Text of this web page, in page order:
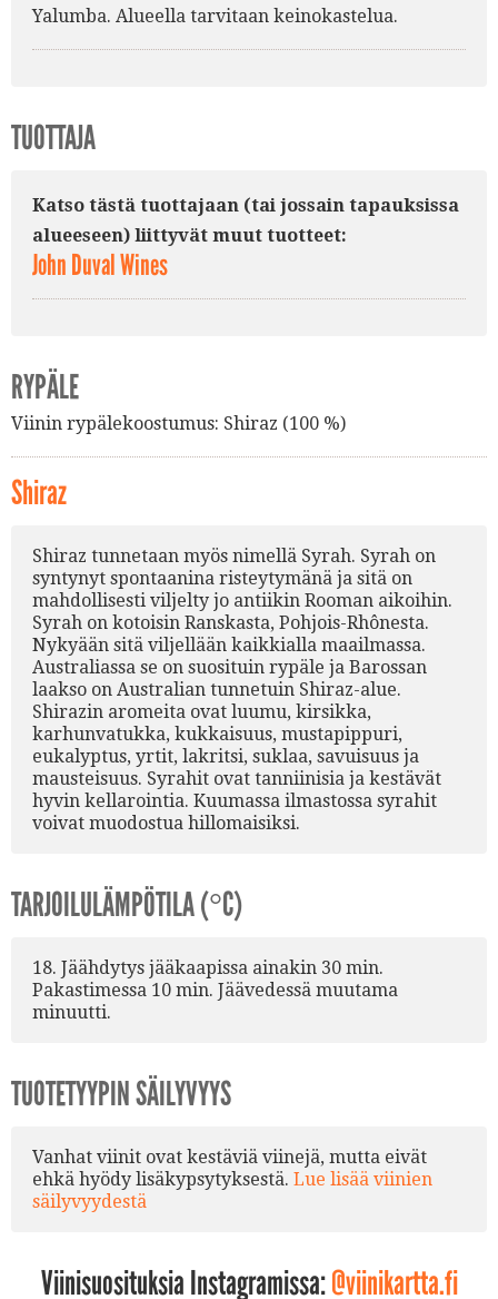
Yalumba. Alueella tarvitaan keinokastelua.
TUOTTAJA
Katso tästä tuottajaan (tai jossain tapauksissa
alueeseen) liittyvät muut tuotteet:
John Duval Wines
RYPÄLE
Viinin rypälekoostumus: Shiraz (100 %)
Shiraz
Shiraz tunnetaan myös nimellä Syrah. Syrah on
syntynyt spontaanina risteytymänä ja sitä on
mahdollisesti viljelty jo antiikin Rooman aikoihin.
Syrah on kotoisin Ranskasta, Pohjois-Rhônesta.
Nykyään sitä viljellään kaikkialla maailmassa.
Australiassa se on suosituin rypäle ja Barossan
laakso on Australian tunnetuin Shiraz-alue.
Shirazin aromeita ovat luumu, kirsikka,
karhunvatukka, kukkaisuus, mustapippuri,
eukalyptus, yrtit, lakritsi, suklaa, savuisuus ja
mausteisuus. Syrahit ovat tanniinisia ja kestävät
hyvin kellarointia. Kuumassa ilmastossa syrahit
voivat muodostua hillomaisiksi.
TARJOILULÄMPÖTILA (°C)
18. Jäähdytys jääkaapissa ainakin 30 min.
Pakastimessa 10 min. Jäävedessä muutama
minuutti.
TUOTETYYPIN SÄILYVYYS
Vanhat viinit ovat kestäviä viinejä, mutta eivät
ehkä hyödy lisäkypsytyksestä. Lue lisää viinien
säilyvyydestä
Viinisuosituksia Instagramissa:@viinikartta.fi